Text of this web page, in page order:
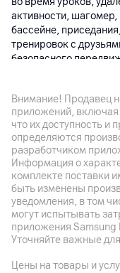
активности,
бассейне,
тренировок с
безопасного
отметки Нравится),
друзья при помощи
просмотр фото и
Датчики
Освещенности,
геомагнитный, компас
Дополнительно
Bluetooth 4.2, WiFi
GLONASS, A-GPS;
корпус
Внимание! Продавец
приложений, включая
что их доступность и
определяются
разработчиком
Информация о
комплекте поставки
быть изменены
уведомления, в том
могут испытывать
приложения Samsung
Уточняйте важные
Цены на товары и